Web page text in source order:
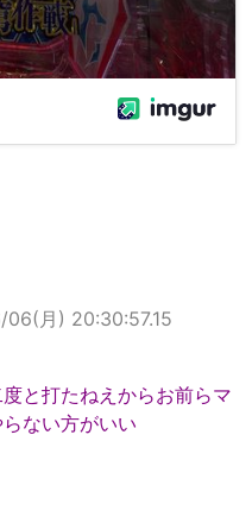
月) 20:30:57.15
と打たねえからお前らマ
ない方がいい